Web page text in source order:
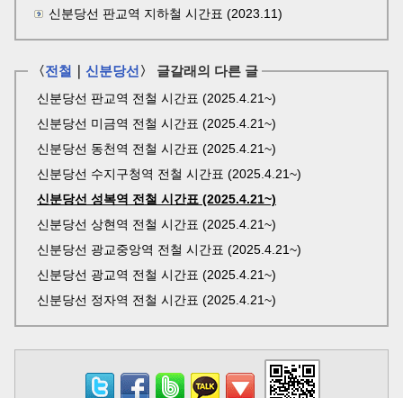
신분당선 판교역 지하철 시간표 (2023.11)
〈전철 신분당선 〉 글갈래의 다른 글
신분당선 판교역 전철 시간표 (2025.4.21~)
신분당선 미금역 전철 시간표 (2025.4.21~)
신분당선 동천역 전철 시간표 (2025.4.21~)
신분당선 수지구청역 전철 시간표 (2025.4.21~)
신분당선 성복역 전철 시간표 (2025.4.21~)
신분당선 상현역 전철 시간표 (2025.4.21~)
신분당선 광교중앙역 전철 시간표 (2025.4.21~)
신분당선 광교역 전철 시간표 (2025.4.21~)
신분당선 정자역 전철 시간표 (2025.4.21~)